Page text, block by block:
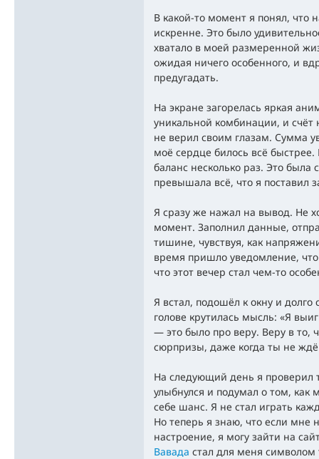
В какой-то момент я понял, что
искренне. Это было
хватало в моей размеренной
ожидая ничего особенного, и
предугадать.
На экране загорелась яркая
уникальной комбинации, и
не верил своим глазам. Сумма
моё сердце билось всё быстрее.
баланс несколько раз. Это была
превышала всё, что я поставил
Я сразу же нажал на вывод. Не
момент. Заполнил данные,
тишине, чувствуя, как
время пришло уведомление,
что этот вечер стал чем-то
Я встал, подошёл к окну и
голове крутилась мысль: «Я
— это было про веру. Веру в то,
сюрпризы, даже когда ты не
На следующий день я
улыбнулся и подумал о том, как
себе шанс. Я не стал играть
Но теперь я знаю, что если мне
настроение, я могу зайти на
Вавада стал для меня символом